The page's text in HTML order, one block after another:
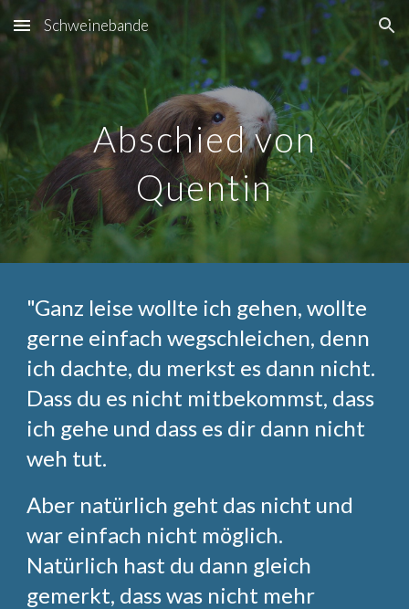
Skip to main content Skip to navigation
Schweinebande
Abschied von
Quentin
"Ganz leise wollte ich gehen, wollte
gerne einfach wegschleichen, denn
ich dachte, du merkst es dann nicht.
Dass du es nicht mitbekommst, dass
ich gehe und dass es dir dann nicht
weh tut.
Aber natürlich geht das nicht und
war einfach nicht möglich.
Natürlich hast du dann gleich
gemerkt, dass was nicht mehr